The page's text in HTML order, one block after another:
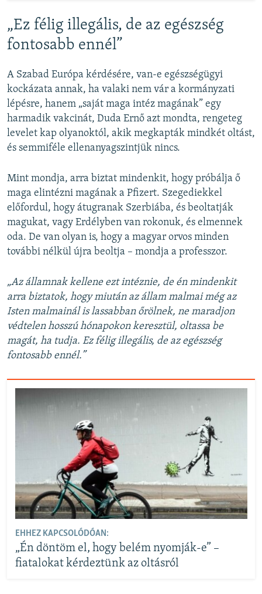
„Ez félig illegális, de az egészség
fontosabb ennél”
A Szabad Európa kérdésére, van-e egészségügyi
kockázata annak, ha valaki nem vár a kormányzati
lépésre, hanem „saját maga intéz magának” egy
harmadik vakcinát, Duda Ernő azt mondta, rengeteg
levelet kap olyanoktól, akik megkapták mindkét oltást,
és semmiféle ellenanyagszintjük nincs.
Mint mondja, arra biztat mindenkit, hogy próbálja ő
maga elintézni magának a Pfizert. Szegediekkel
előfordul, hogy átugranak Szerbiába, és beoltatják
magukat, vagy Erdélyben van rokonuk, és elmennek
oda. De van olyan is, hogy a magyar orvos minden
további nélkül újra beoltja – mondja a professzor.
„Az államnak kellene ezt intéznie, de én mindenkit
arra biztatok, hogy miután az állam malmai még az
Isten malmainál is lassabban őrölnek, ne maradjon
védtelen hosszú hónapokon keresztül, oltassa be
magát, ha tudja. Ez félig illegális, de az egészség
fontosabb ennél.”
EHHEZ KAPCSOLÓDÓAN:
„Én döntöm el, hogy belém nyomják-e” –
fiatalokat kérdeztünk az oltásról